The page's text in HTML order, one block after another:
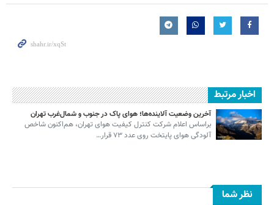
اخبار مرتبط
آخرین وضعیت آلاینده‌ها؛ هوای پاک در جنوب و شمال‌غرب تهران
براساس اعلام شرکت کنترل کیفیت هوای تهران، هم‌اکنون شاخص
آلودگی هوای پایتخت روی عدد ۷۳ قرار…
نظر شما